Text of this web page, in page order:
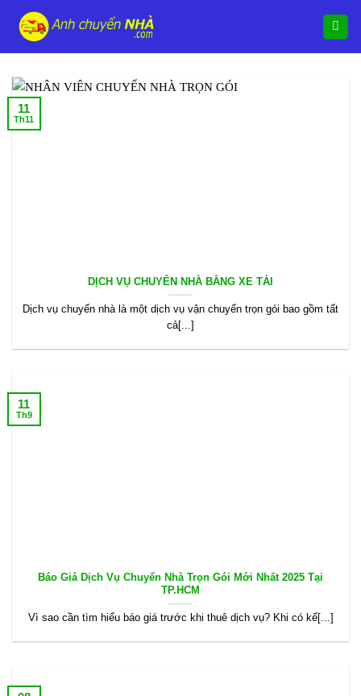
Chuyển
DỊCH VỤ CHUYỂN NHÀ BẰNG XE TẢI
Dịch vụ chuyển nhà là một dịch vụ vận chuyển trọn gói bao gồm tất
cả[...]
11
Th11
Báo Giá Dịch Vụ Chuyển Nhà Trọn Gói Mới Nhất 2025 Tại
TP.HCM
Vì sao cần tìm hiểu báo giá trước khi thuê dịch vụ? Khi có kế[...]
11
Th9